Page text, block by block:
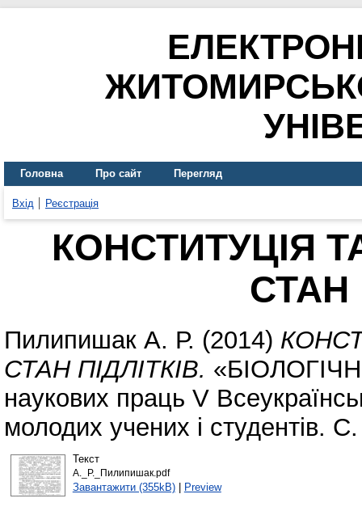
Головна Про сайт Перегляд
Вхід Реєстрація
КОНСТИТУЦІЯ
СТАН
Пилипишак А. Р. (2014)
СТАН ПІДЛІТКІВ.
наукових праць V
молодих учених і студентів.
Текст
А._Р._Пилипишак.pdf
Завантажити (355kB)| Preview